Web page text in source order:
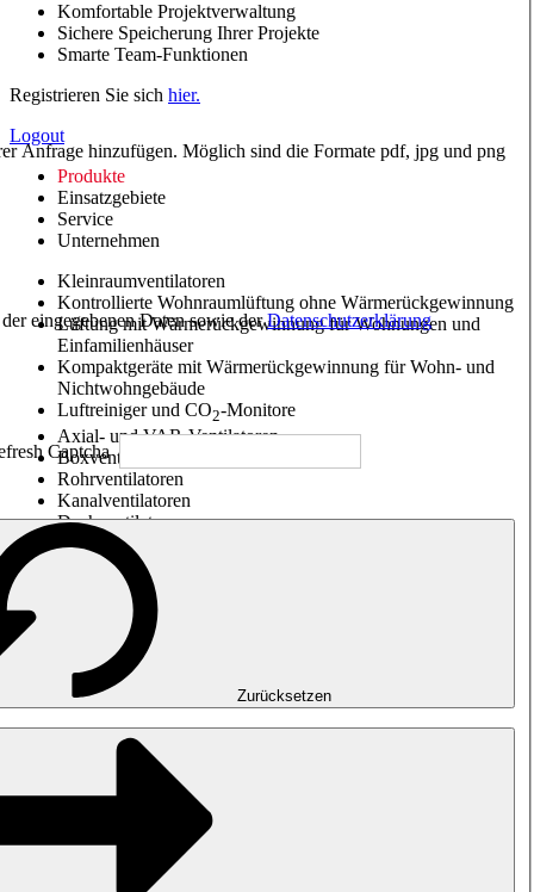
Komfortable Projektverwaltung
Sichere Speicherung Ihrer Projekte
Smarte Team-Funktionen
Registrieren Sie sich hier.
Logout
Produkte
Einsatzgebiete
Service
Unternehmen
Kleinraumventilatoren
Kontrollierte Wohnraumlüftung ohne Wärmerückgewinnung
Lüftung mit Wärmerückgewinnung für Wohnungen und
Einfamilienhäuser
Kompaktgeräte mit Wärmerückgewinnung für Wohn- und
Nichtwohngebäude
Luftreiniger und CO2-Monitore
Axial- und VAR-Ventilatoren
Boxventilatoren
Rohrventilatoren
Kanalventilatoren
Dachventilatoren
Entrauchung, Rauchfreihaltung und Garagenlüftung
Impulsventilatoren
Explosionsgeschützte Ventilatoren
Messen. Steuern. Regeln.
Luftbehandlung
Mechanisches Zubehör
Anfrage hinzufügen. Möglich sind die Formate pdf, jpg und png
eingegebenen Daten sowie derDatenschutzerklärung
Zurücksetzen